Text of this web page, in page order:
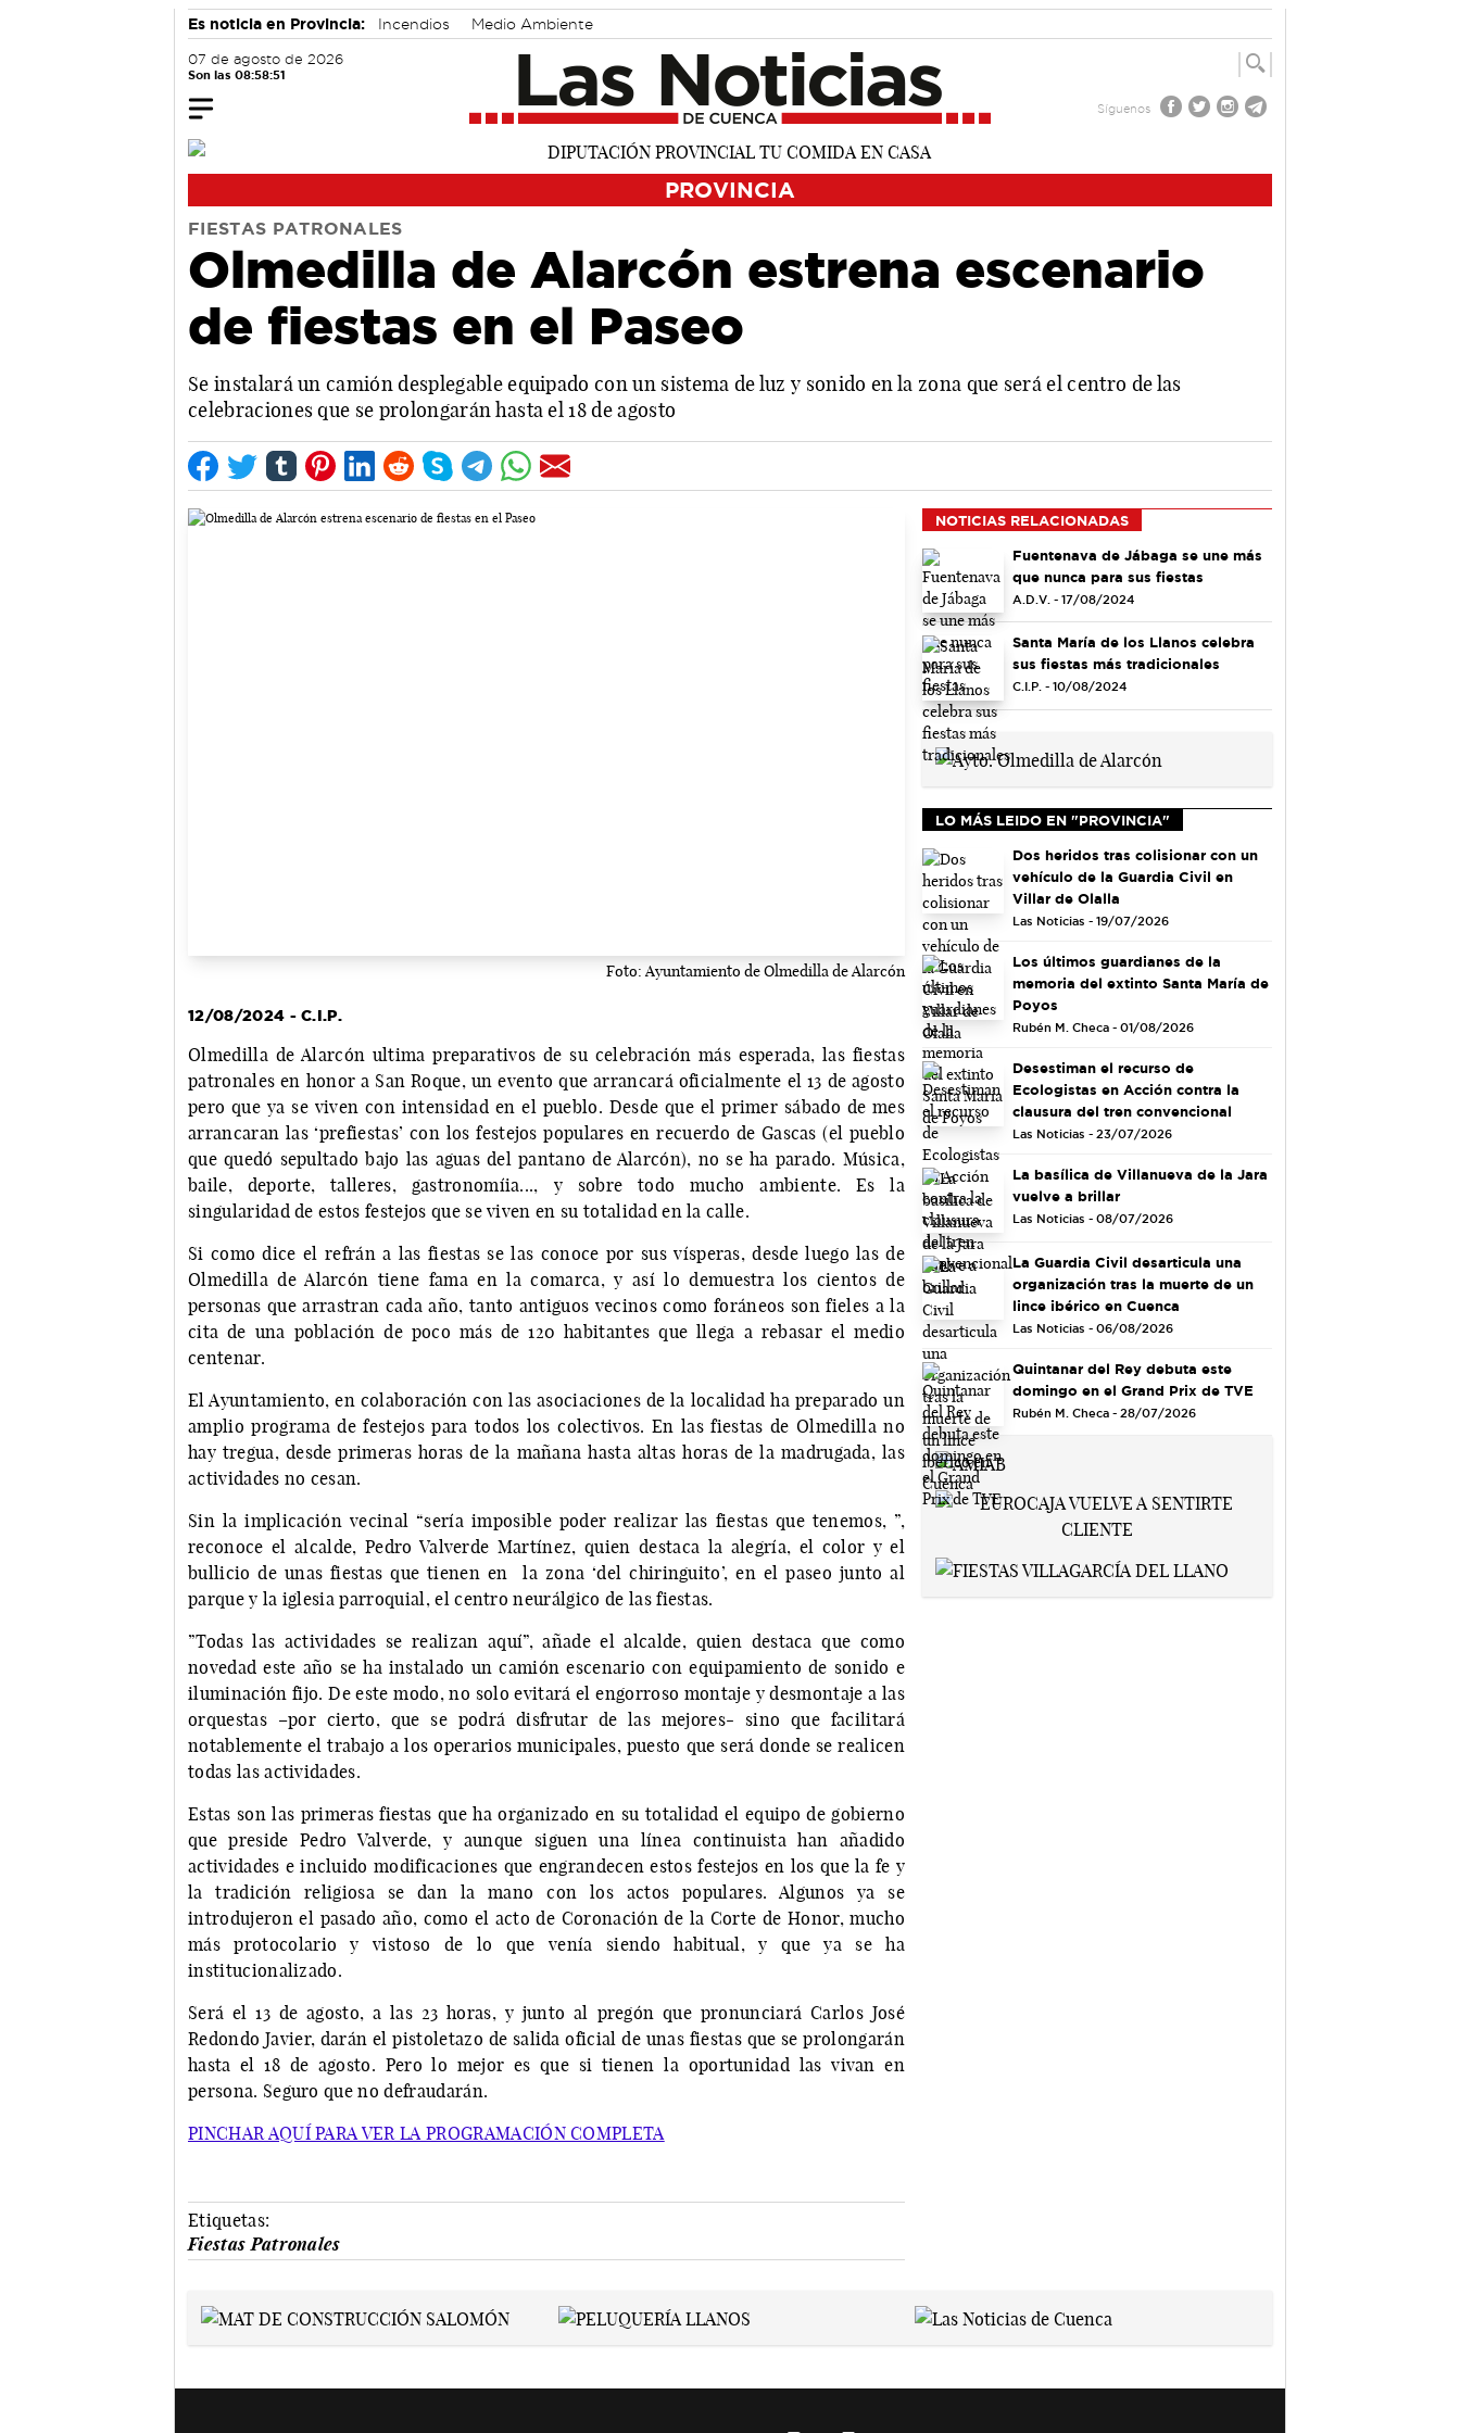
Es noticia en Provincia: Incendios Medio Ambiente
07 de agosto de 2026
Son las 08:58:52
Síguenos
PROVINCIA
FIESTAS PATRONALES
Olmedilla de Alarcón estrena escenario
de fiestas en el Paseo
Se instalará un camión desplegable equipado con un sistema de luz y sonido en la zona que será el centro de las
celebraciones que se prolongarán hasta el 18 de agosto
Foto: Ayuntamiento de Olmedilla de Alarcón
12/08/2024 - C.I.P.
Olmedilla de Alarcón ultima preparativos de su celebración más esperada, las fiestas
patronales en honor a San Roque, un evento que arrancará oficialmente el 13 de agosto
pero que ya se viven con intensidad en el pueblo. Desde que el primer sábado de mes
arrancaran las ‘prefiestas’ con los festejos populares en recuerdo de Gascas (el pueblo
que quedó sepultado bajo las aguas del pantano de Alarcón), no se ha parado. Música,
baile, deporte, talleres, gastronomíia..., y sobre todo mucho ambiente. Es la
singularidad de estos festejos que se viven en su totalidad en la calle.
Si como dice el refrán a las fiestas se las conoce por sus vísperas, desde luego las de
Olmedilla de Alarcón tiene fama en la comarca, y así lo demuestra los cientos de
personas que arrastran cada año, tanto antiguos vecinos como foráneos son fieles a la
cita de una población de poco más de 120 habitantes que llega a rebasar el medio
centenar.
El Ayuntamiento, en colaboración con las asociaciones de la localidad ha preparado un
amplio programa de festejos para todos los colectivos. En las fiestas de Olmedilla no
hay tregua, desde primeras horas de la mañana hasta altas horas de la madrugada, las
actividades no cesan.
Sin la implicación vecinal “sería imposible poder realizar las fiestas que tenemos, ”,
reconoce el alcalde, Pedro Valverde Martínez, quien destaca la alegría, el color y el
bullicio de unas fiestas que tienen en la zona ‘del chiringuito’, en el paseo junto al
parque y la iglesia parroquial, el centro neurálgico de las fiestas.
”Todas las actividades se realizan aquí”, añade el alcalde, quien destaca que como
novedad este año se ha instalado un camión escenario con equipamiento de sonido e
iluminación fijo. De este modo, no solo evitará el engorroso montaje y desmontaje a las
orquestas –por cierto, que se podrá disfrutar de las mejores- sino que facilitará
notablemente el trabajo a los operarios municipales, puesto que será donde se realicen
todas las actividades.
Estas son las primeras fiestas que ha organizado en su totalidad el equipo de gobierno
que preside Pedro Valverde, y aunque siguen una línea continuista han añadido
actividades e incluido modificaciones que engrandecen estos festejos en los que la fe y
la tradición religiosa se dan la mano con los actos populares. Algunos ya se
introdujeron el pasado año, como el acto de Coronación de la Corte de Honor, mucho
más protocolario y vistoso de lo que venía siendo habitual, y que ya se ha
institucionalizado.
Será el 13 de agosto, a las 23 horas, y junto al pregón que pronunciará Carlos José
Redondo Javier, darán el pistoletazo de salida oficial de unas fiestas que se prolongarán
hasta el 18 de agosto. Pero lo mejor es que si tienen la oportunidad las vivan en
persona. Seguro que no defraudarán.
PINCHAR AQUÍ PARA VER LA PROGRAMACIÓN COMPLETA
Etiquetas:
Fiestas Patronales
NOTICIAS RELACIONADAS
Fuentenava de Jábaga se une más
que nunca para sus fiestas
A.D.V. - 17/08/2024
Santa María de los Llanos celebra
sus fiestas más tradicionales
C.I.P. - 10/08/2024
LO MÁS LEIDO EN "PROVINCIA"
Dos heridos tras colisionar con un
vehículo de la Guardia Civil en
Villar de Olalla
Las Noticias - 19/07/2026
Los últimos guardianes de la
memoria del extinto Santa María de
Poyos
Rubén M. Checa - 01/08/2026
Desestiman el recurso de
Ecologistas en Acción contra la
clausura del tren convencional
Las Noticias - 23/07/2026
La basílica de Villanueva de la Jara
vuelve a brillar
Las Noticias - 08/07/2026
La Guardia Civil desarticula una
organización tras la muerte de un
lince ibérico en Cuenca
Las Noticias - 06/08/2026
Quintanar del Rey debuta este
domingo en el Grand Prix de TVE
Rubén M. Checa - 28/07/2026